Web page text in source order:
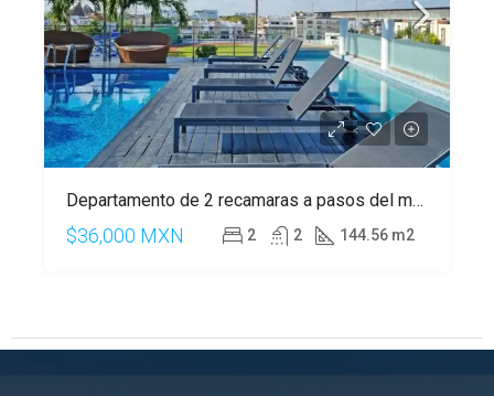
Departamento de 2 recamaras a pasos del mar en Playa del Carmen
$36,000 MXN 2 2 144.56 m2